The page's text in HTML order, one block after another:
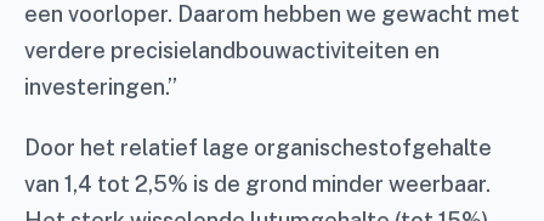
een voorloper. Daarom hebben we gewacht met
verdere precisielandbouwactiviteiten en
investeringen.”
Door het relatief lage organischestofgehalte
van 1,4 tot 2,5% is de grond minder weerbaar.